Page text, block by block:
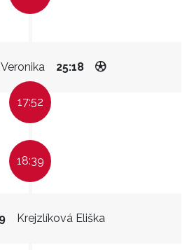
25:18
17:52
18:39
Krejzlíková Eliška